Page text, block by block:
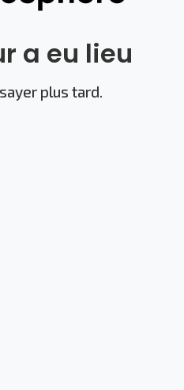
a eu lieu
plus tard.